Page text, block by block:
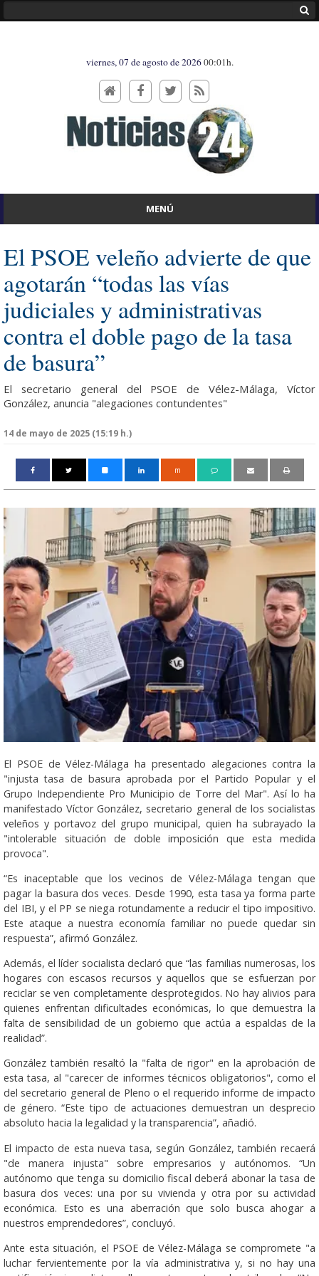
viernes, 07 de agosto de 202600:01h.
MENÚ
El PSOE veleño advierte de que
agotarán “todas las vías
judiciales y administrativas
contra el doble pago de la tasa
de basura”
El secretario general del PSOE de Vélez-Málaga, Víctor
González, anuncia "alegaciones contundentes"
14 de mayo de 2025 (15:19 h.)
m
El PSOE de Vélez-Málaga ha presentado alegaciones contra la
"injusta tasa de basura aprobada por el Partido Popular y el
Grupo Independiente Pro Municipio de Torre del Mar". Así lo ha
manifestado Víctor González, secretario general de los socialistas
veleños y portavoz del grupo municipal, quien ha subrayado la
"intolerable situación de doble imposición que esta medida
provoca".
“Es inaceptable que los vecinos de Vélez-Málaga tengan que
pagar la basura dos veces. Desde 1990, esta tasa ya forma parte
del IBI, y el PP se niega rotundamente a reducir el tipo impositivo.
Este ataque a nuestra economía familiar no puede quedar sin
respuesta”, afirmó González.
Además, el líder socialista declaró que “las familias numerosas, los
hogares con escasos recursos y aquellos que se esfuerzan por
reciclar se ven completamente desprotegidos. No hay alivios para
quienes enfrentan dificultades económicas, lo que demuestra la
falta de sensibilidad de un gobierno que actúa a espaldas de la
realidad”.
González también resaltó la "falta de rigor" en la aprobación de
esta tasa, al "carecer de informes técnicos obligatorios", como el
del secretario general de Pleno o el requerido informe de impacto
de género. “Este tipo de actuaciones demuestran un desprecio
absoluto hacia la legalidad y la transparencia”, añadió.
El impacto de esta nueva tasa, según González, también recaerá
"de manera injusta" sobre empresarios y autónomos. “Un
autónomo que tenga su domicilio fiscal deberá abonar la tasa de
basura dos veces: una por su vivienda y otra por su actividad
económica. Esto es una aberración que solo busca ahogar a
nuestros emprendedores”, concluyó.
Ante esta situación, el PSOE de Vélez-Málaga se compromete "a
luchar fervientemente por la vía administrativa y, si no hay una